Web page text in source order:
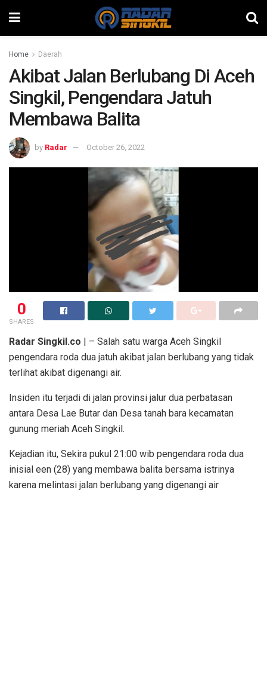
Home Daerah
Akibat Jalan Berlubang Di Aceh
Singkil, Pengendara Jatuh
Membawa Balita
by Radar October 26, 2022
0
SHARES
Radar Singkil.co | – Salah satu warga Aceh Singkil
pengendara roda dua jatuh akibat jalan berlubang yang tidak
terlihat akibat digenangi air.
Insiden itu terjadi di jalan provinsi jalur dua perbatasan
antara Desa Lae Butar dan Desa tanah bara kecamatan
gunung meriah Aceh Singkil.
Kejadian itu, Sekira pukul 21:00 wib pengendara roda dua
inisial een (28) yang membawa balita bersama istrinya
karena melintasi jalan berlubang yang digenangi air